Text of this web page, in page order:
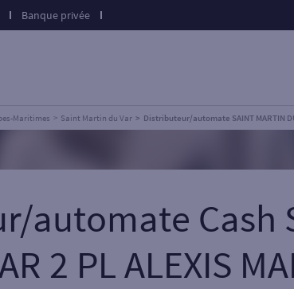
Banque privée
Maritimes Saint Martin du Var Distributeur/automate SAINT MARTIN
Cash
2 PL ALEXIS